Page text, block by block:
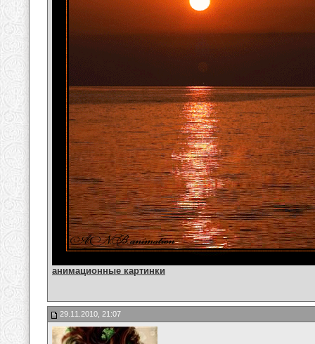
анимационные картинки
29.11.2010, 21:07